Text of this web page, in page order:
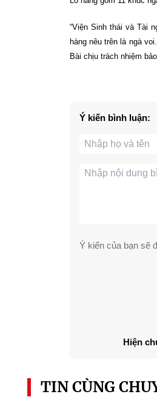
“Viện Sinh thái và Tài
hàng nêu trên là ngà
Bài chịu trách nhiệm
Ý kiến bình luận:
Ý kiến của bạn sẽ
Hiện
TIN CÙNG